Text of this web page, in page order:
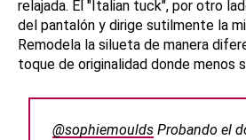
relajada. El "Italian tuck", por otro
del pantalón y dirige sutilmente la
Remodela la silueta de manera
toque de originalidad donde menos
@sophiemoulds Probando el